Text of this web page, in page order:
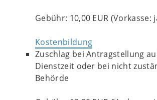
Gebühr: 10,00 EUR (Vorkasse:
Kostenbildung
Zuschlag bei Antragstellung
Dienstzeit oder bei nicht
Behörde